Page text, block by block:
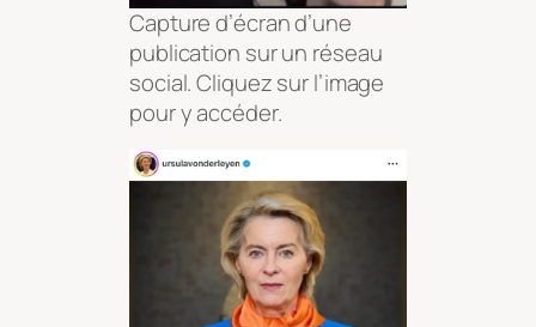
Capture d’écran d’une
publication sur un réseau
social. Cliquez sur l’image
pour y accéder.